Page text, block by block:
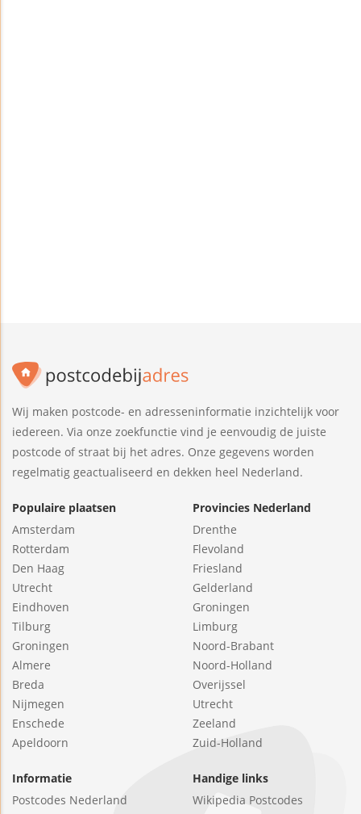
Wij maken postcode- en adresseninformatie inzichtelijk voor
iedereen. Via onze zoekfunctie vind je eenvoudig de juiste
postcode of straat bij het adres. Onze gegevens worden
regelmatig geactualiseerd en dekken heel Nederland.
Populaire plaatsen
Amsterdam
Rotterdam
Den Haag
Utrecht
Eindhoven
Tilburg
Groningen
Almere
Breda
Nijmegen
Enschede
Apeldoorn
Provincies Nederland
Drenthe
Flevoland
Friesland
Gelderland
Groningen
Limburg
Noord-Brabant
Noord-Holland
Overijssel
Utrecht
Zeeland
Zuid-Holland
Informatie
Postcodes Nederland
Handige links
Wikipedia Postcodes